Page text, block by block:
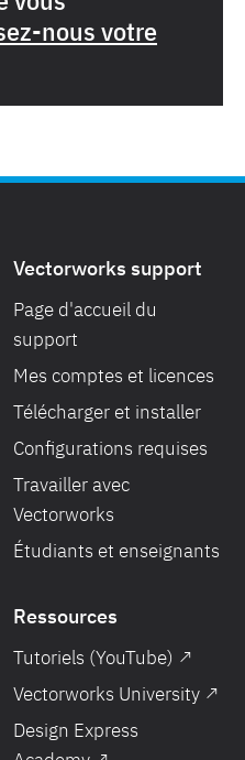
nous votre
Vectorworks support
Page d'accueil du
support
Mes comptes et licences
Télécharger et installer
Configurations requises
Travailler avec
Vectorworks
Étudiants et enseignants
Ressources
Tutoriels (YouTube) ↗
Vectorworks University ↗
Design Express